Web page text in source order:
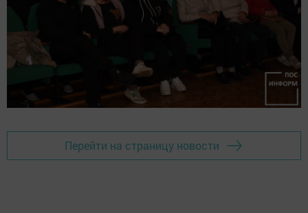
Перейти на страницу новости